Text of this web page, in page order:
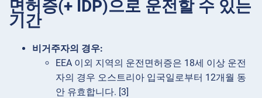
면허증(+ IDP)으로 운전할 수 있는
기간
비거주자의 경우:
EEA 이외 지역의 운전면허증은 18세 이상 운전
자의 경우 오스트리아 입국일로부터 12개월 동
안 유효합니다. [3]